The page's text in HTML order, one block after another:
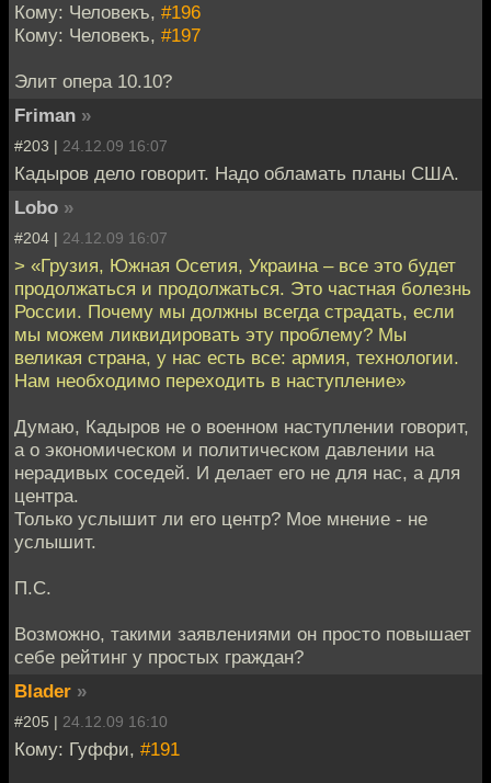
Кому: Человекъ, #196
Кому: Человекъ, #197
Элит опера 10.10?
Friman »
#203 | 24.12.09 16:07
Кадыров дело говорит. Надо обламать планы США.
Lobo »
#204 | 24.12.09 16:07
> «Грузия, Южная Осетия, Украина – все это будет
продолжаться и продолжаться. Это частная болезнь
России. Почему мы должны всегда страдать, если
мы можем ликвидировать эту проблему? Мы
великая страна, у нас есть все: армия, технологии.
Нам необходимо переходить в наступление»
Думаю, Кадыров не о военном наступлении говорит,
а о экономическом и политическом давлении на
нерадивых соседей. И делает его не для нас, а для
центра.
Только услышит ли его центр? Мое мнение - не
услышит.
П.С.
Возможно, такими заявлениями он просто повышает
себе рейтинг у простых граждан?
Blader »
#205 | 24.12.09 16:10
Кому: Гуффи, #191